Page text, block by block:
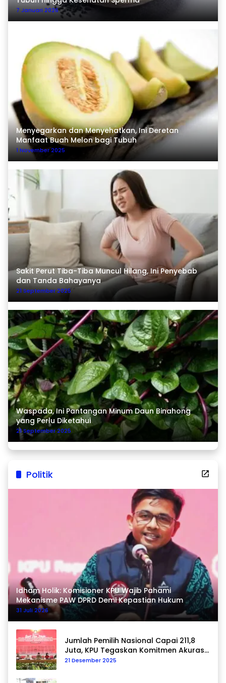
7 Januari 2026
Menyegarkan dan Menyehatkan, Ini Deretan
Manfaat Buah Melon bagi Tubuh
1 November 2025
Sakit Perut Tiba-Tiba Muncul Hilang, Ini Penyebab
dan Tanda Bahayanya
21 September 2025
Waspada, Ini Pantangan Minum Daun Binahong
yang Perlu Diketahui
21 September 2025
Politik
Idham Holik: Komisioner KPU Wajib Pahami
Mekanisme PAW DPRD Demi Kepastian Hukum
31 Juli 2026
Jumlah Pemilih Nasional Capai 211,8
Juta, KPU Tegaskan Komitmen Akurasi
Data Berkelanjutan
21 Desember 2025